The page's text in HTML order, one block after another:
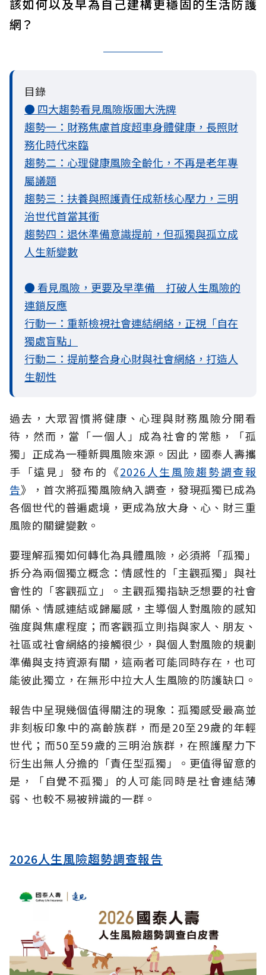
該如何以及早為自己建構更穩固的生活防護
網？
目錄
● 四大趨勢看見風險版圖大洗牌
趨勢一：財務焦慮首度超車身體健康，長照財
務化時代來臨
趨勢二：心理健康風險全齡化，不再是老年專
屬議題
趨勢三：扶養與照護責任成新核心壓力，三明
治世代首當其衝
趨勢四：退休準備意識提前，但孤獨與孤立成
人生新變數
● 看見風險，更要及早準備 打破人生風險的
連鎖反應
行動一：重新檢視社會連結網絡，正視「自在
獨處盲點」
行動二：提前整合身心財與社會網絡，打造人
生韌性
過去，大眾習慣將健康、心理與財務風險分開看
待，然而，當「一個人」成為社會的常態，「孤
獨」正成為一種新興風險來源。因此，國泰人壽攜
手「遠見」發布的《2026人生風險趨勢調查報
告》，首次將孤獨風險納入調查，發現孤獨已成為
各個世代的普遍處境，更成為放大身、心、財三重
風險的關鍵變數。
要理解孤獨如何轉化為具體風險，必須將「孤獨」
拆分為兩個獨立概念：情感性的「主觀孤獨」與社
會性的「客觀孤立」。主觀孤獨指缺乏想要的社會
關係、情感連結或歸屬感，主導個人對風險的感知
強度與焦慮程度；而客觀孤立則指與家人、朋友、
社區或社會網絡的接觸很少，與個人對風險的規劃
準備與支持資源有關，這兩者可能同時存在，也可
能彼此獨立，在無形中拉大人生風險的防護缺口。
報告中呈現幾個值得關注的現象：孤獨感受最高並
非刻板印象中的高齡族群，而是20至29歲的年輕
世代；而50至59歲的三明治族群，在照護壓力下
衍生出無人分擔的「責任型孤獨」。更值得留意的
是，「自覺不孤獨」的人可能同時是社會連結薄
弱、也較不易被辨識的一群。
2026人生風險趨勢調查報告